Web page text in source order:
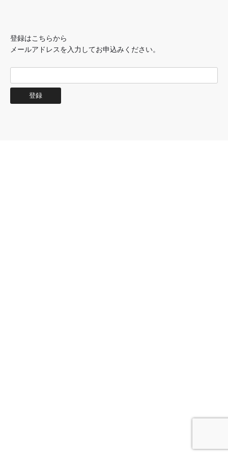
登録はこちらから
メールアドレスを入力してお申込みください。